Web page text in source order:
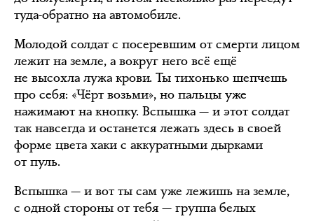
туда-обратно на автомобиле.
Молодой солдат с посеревшим от смерти лицом
лежит на земле, а вокруг него всё ещё
не высохла лужа крови. Ты тихонько шепчешь
про себя: «Чёрт возьми», но пальцы уже
нажимают на кнопку. Вспышка — и этот солдат
так навсегда и останется лежать здесь в своей
форме цвета хаки с аккуратными дырками
от пуль.
Вспышка — и вот ты сам уже лежишь на земле,
с одной стороны от тебя — группа белых